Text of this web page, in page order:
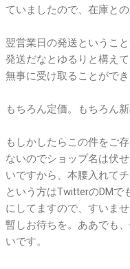
ていましたので、在庫と
翌営業日の発送というこ
発送だなとゆるりと構え
無事に受け取ることができ
もちろん定価。もちろん
もしかしたらこの件をご
ないのでショップ名は伏
いですから、本腰入れて
という方はTwitterのDMで
にしてますので、すいま
暫しお待ちを。ああでも
いです。